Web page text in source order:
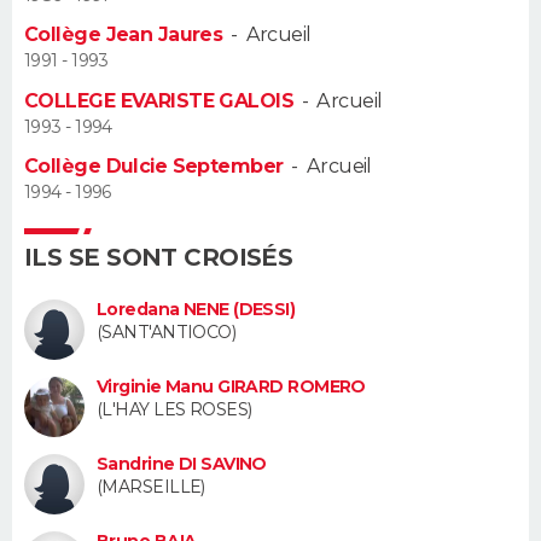
Alimentation
Guide de la santé
Maladies
Médicaments
Sommeil
VOYAGE
Destinations
City break
Voyage nature
Voyage de noces
Forum
Climat
+
PHOTO
GUIDES D'ACHAT
BONS PLANS
Carte de Noël
Carte Bonne année
Carte Saint-Valentin
Carte Pâques
Carte d'anniversaire
DICTIONNAIRE
Dictionnaire
Biographies
Citations
Expressions
Proverbes
PROGRAMME TV
S'inscrire
Se connecter
Lycées
Collèges
Primaires
Universités
Entreprises
Service militaire
Avis de recherche
AVIS DE DÉCÈS
Collège Jean Jaures- Arcueil
1991 - 1993
COLLEGE EVARISTE GALOIS -Arcueil
1993 - 1994
Collège Dulcie September- Arcueil
1994 - 1996
ILS SE SONT CROISÉS
Loredana NENE (DESSI)
(SANT'ANTIOCO)
Virginie Manu GIRARD ROMERO
(L'HAY LES ROSES)
Sandrine DI SAVINO
(MARSEILLE)